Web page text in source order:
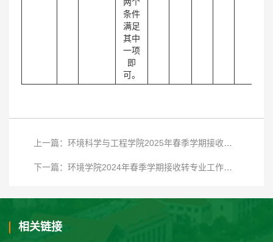
条件
满足
其中
一项
即
可。
相关链接